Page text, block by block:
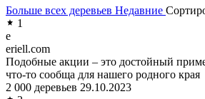
Больше всех деревьев Недавние
1
e
eriell.com
Подобные акции – это достойный
что-то сообща для нашего родного края
2 000 деревьев 29.10.2023